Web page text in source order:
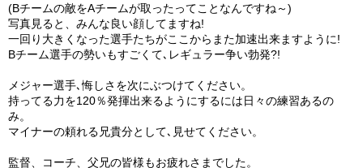
(Bチームの敵をAチームが取ったってことなんですね～)
写真見ると、みんな良い顔してますね!
一回り大きくなった選手たちがここからまた加速出来ますように!
Bチーム選手の勢いもすごくて､レギュラー争い勃発?!
メジャー選手､悔しさを次にぶつけてください。
持ってる力を120％発揮出来るようにするには日々の練習あるの
み。
マイナーの頼れる兄貴分として､見せてください。
監督、コーチ、父兄の皆様もお疲れさまでした。